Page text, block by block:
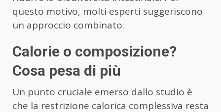
questo motivo, molti esperti suggeriscono
un approccio combinato.
Calorie o composizione?
Cosa pesa di più
Un punto cruciale emerso dallo studio è
che la restrizione calorica complessiva resta